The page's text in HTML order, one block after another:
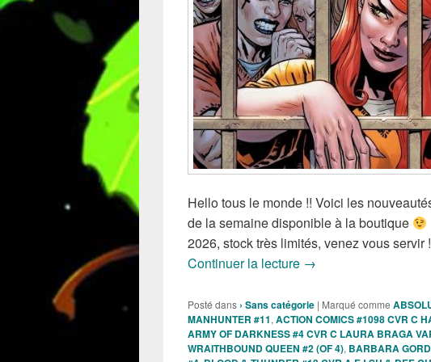
Hello tous le monde !! Voici les
de la semaine disponible à la boutique
2026, stock très limités, venez vous
Continuer la lecture Sortie des comics
→
Posté dans › Sans catégorie | Marqué comme
MANHUNTER #11, ACTION COMICS #1098 CVR C
ARMY OF DARKNESS #4 CVR C LAURA BRAGA
WRAITHBOUND QUEEN #2 (OF 4), BARBARA